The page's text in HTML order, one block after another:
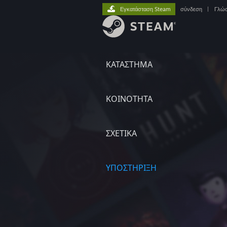
ΚΑΤΑΣΤΗΜΑ
ΚΟΙΝΟΤΗΤΑ
ΣΧΕΤΙΚΆ
ΥΠΟΣΤΗΡΙΞΗ
Εγκατάσταση Steam σύνδεση